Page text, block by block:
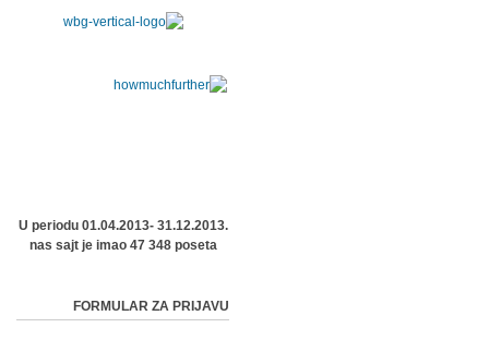
U periodu 01.04.2013- 31.12.2013.
nas sajt je imao 47 348 poseta
FORMULAR ZA PRIJAVU